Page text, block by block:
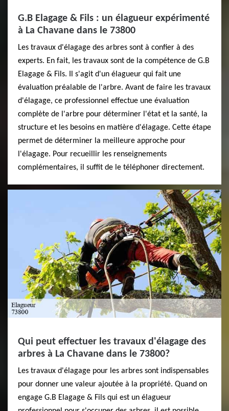
G.B Elagage & Fils : un élagueur expérimenté
à La Chavane dans le 73800
Les travaux d'élagage des arbres sont à confier à des
experts. En fait, les travaux sont de la compétence de G.B
Elagage & Fils. Il s'agit d'un élagueur qui fait une
évaluation préalable de l'arbre. Avant de faire les travaux
d'élagage, ce professionnel effectue une évaluation
complète de l'arbre pour déterminer l'état et la santé, la
structure et les besoins en matière d'élagage. Cette étape
permet de déterminer la meilleure approche pour
l'élagage. Pour recueillir les renseignements
complémentaires, il suffit de le téléphoner directement.
Qui peut effectuer les travaux d'élagage des
arbres à La Chavane dans le 73800?
Les travaux d'élagage pour les arbres sont indispensables
pour donner une valeur ajoutée à la propriété. Quand on
engage G.B Elagage & Fils qui est un élagueur